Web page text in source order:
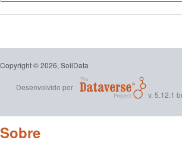
Copyright © 2026, SoilData
Desenvolvido por
v. 5.12.1
Sobre